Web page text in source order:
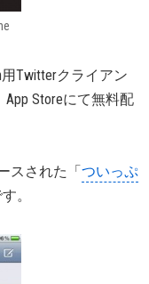
用Twitterクライアン
App Storeにて無料配
スされた「ついっぷ
。